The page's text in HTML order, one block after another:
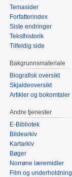
Temasider
Forfatterindex
Siste endringer
Teksthistorik
Tilfeldig side
Bakgrunnsmateriale
Biografisk oversikt
Skjaldeoversikt
Artikler og bokomtaler
Andre tjenester
E-Bibliotek
Bildearkiv
Kartarkiv
Bøger
Norrøne læremidler
Film og underholdning